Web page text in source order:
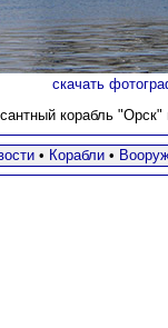
скачать
корабль "Орск"
• Корабли•